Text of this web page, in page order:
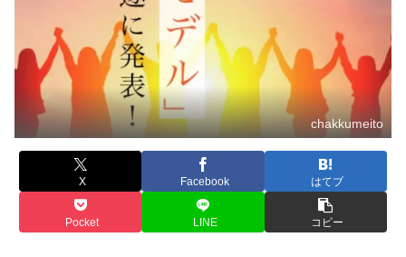
chakkumeito
X Facebook はてブ
Pocket LINE コピー